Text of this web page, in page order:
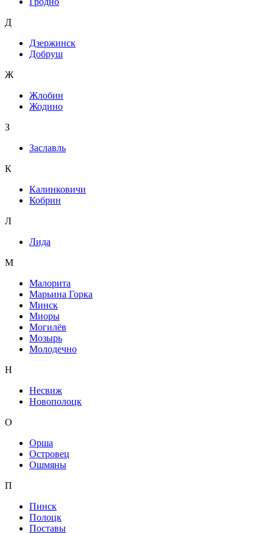
Д
Дзержинск
Добруш
Ж
Жлобин
Жодино
З
Заславль
К
Калинковичи
Кобрин
Л
Лида
М
Малорита
Марьина Горка
Минск
Миоры
Могилёв
Мозырь
Молодечно
Н
Несвиж
Новополоцк
О
Орша
Островец
Ошмяны
П
Пинск
Полоцк
Поставы